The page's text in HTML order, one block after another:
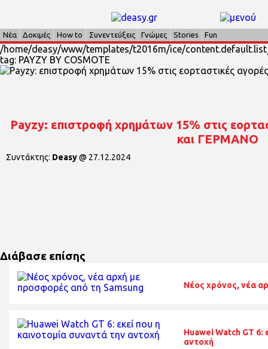
Νέα Δοκιμές How to Συνεντεύξεις Γνώμες Stories Fun
/home/deasy/www/templates/t2016m/ice/
tag: PAYZY BY COSMOTE
Payzy: επιστροφή χρημάτων 15% στις
και ΓΕΡΜΑΝΟ
Συντάκτης: Deasy@ 27.12.2024
Διάβασε επίσης
Νέος χρόνος, νέα
Huawei Watch GT 6:
αντοχή